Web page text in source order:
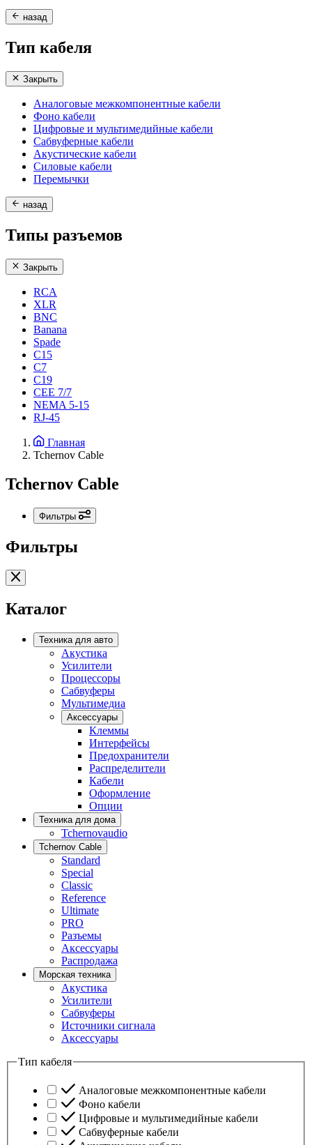
назад
Тип кабеля
Закрыть
Аналоговые межкомпонентные кабели
Фоно кабели
Цифровые и мультимедийные кабели
Сабвуферные кабели
Акустические кабели
Силовые кабели
Перемычки
назад
Типы разъемов
Закрыть
RCA
XLR
BNC
Banana
Spade
C15
С7
C19
CEE 7/7
NEMA 5-15
RJ-45
Главная
Tchernov Cable
Tchernov Cable
Фильтры
Фильтры
Каталог
Техника для авто
Акустика
Усилители
Процессоры
Сабвуферы
Мультимедиа
Аксессуары
Клеммы
Интерфейсы
Предохранители
Распределители
Кабели
Оформление
Опции
Техника для дома
Tchernovaudio
Tchernov Cable
Standard
Special
Classic
Reference
Ultimate
PRO
Разъемы
Аксессуары
Распродажа
Морская техника
Акустика
Усилители
Сабвуферы
Источники сигнала
Аксессуары
Тип кабеля
Аналоговые межкомпонентные кабели
Фоно кабели
Цифровые и мультимедийные кабели
Сабвуферные кабели